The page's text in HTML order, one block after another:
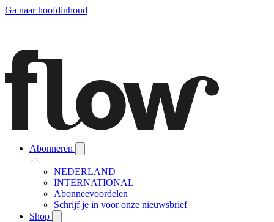
Ga naar hoofdinhoud
Abonneren
NEDERLAND
INTERNATIONAL
Abonneevoordelen
Schrijf je in voor onze nieuwsbrief
Shop